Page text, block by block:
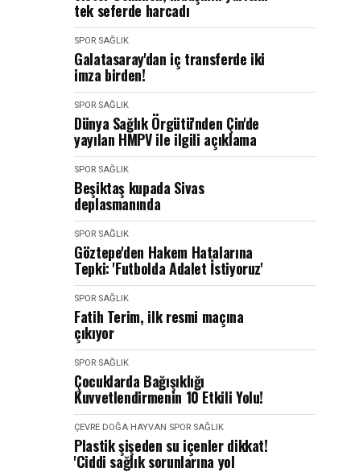
tek seferde harcadı
SPOR SAĞLIK
Galatasaray'dan iç transferde iki
imza birden!
SPOR SAĞLIK
Dünya Sağlık Örgütü'nden Çin'de
yayılan HMPV ile ilgili açıklama
SPOR SAĞLIK
Beşiktaş kupada Sivas
deplasmanında
SPOR SAĞLIK
Göztepe'den Hakem Hatalarına
Tepki: 'Futbolda Adalet İstiyoruz'
SPOR SAĞLIK
Fatih Terim, ilk resmi maçına
çıkıyor
SPOR SAĞLIK
Çocuklarda Bağışıklığı
Kuvvetlendirmenin 10 Etkili Yolu!
ÇEVRE DOĞA HAYVAN SPOR SAĞLIK
Plastik şişeden su içenler dikkat!
'Ciddi sağlık sorunlarına yol